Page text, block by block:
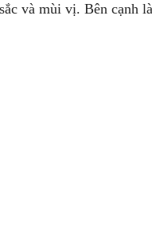
và mùi vị. Bên cạnh